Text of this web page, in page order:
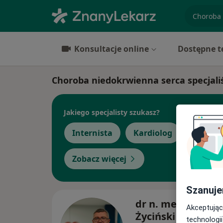
Konsultacje online Dostępne
Choroba niedokrwienna serca
Jakiego specjalisty szukasz?
Internista Kardiolog Chirurg
Zobacz więcej
dr n. med. Paweł
Życiński